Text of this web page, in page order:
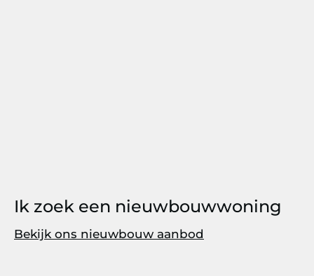
Ik zoek een nieuwbouwwoning
Bekijk ons nieuwbouw aanbod